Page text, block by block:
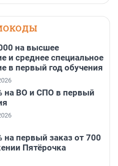
на высшее
и среднее специальное
в первый год обучения
на ВО и СПО в первый
на первый заказ от 700
Пятёрочка